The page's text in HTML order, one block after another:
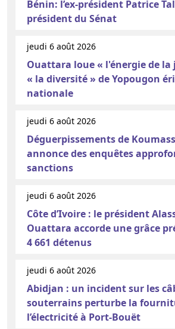
Bénin: l’ex-président Patrice
président du Sénat
jeudi 6 août 2026
Ouattara loue « l'énergie de la
« la diversité » de Yopougon
nationale
jeudi 6 août 2026
Déguerpissements de
annonce des enquêtes
sanctions
jeudi 6 août 2026
Côte d’Ivoire : le président
Ouattara accorde une grâce
4 661 détenus
jeudi 6 août 2026
Abidjan : un incident sur les
souterrains perturbe la
l’électricité à Port-Bouët